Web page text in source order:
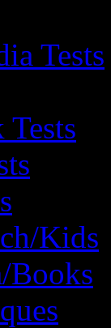
Tests
Tests
Kids
Books